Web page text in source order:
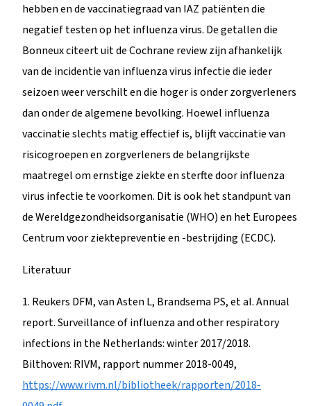
hebben en de vaccinatiegraad van IAZ patiënten die
negatief testen op het influenza virus. De getallen die
Bonneux citeert uit de Cochrane review zijn afhankelijk
van de incidentie van influenza virus infectie die ieder
seizoen weer verschilt en die hoger is onder zorgverleners
dan onder de algemene bevolking. Hoewel influenza
vaccinatie slechts matig effectief is, blijft vaccinatie van
risicogroepen en zorgverleners de belangrijkste
maatregel om ernstige ziekte en sterfte door influenza
virus infectie te voorkomen. Dit is ook het standpunt van
de Wereldgezondheidsorganisatie (WHO) en het Europees
Centrum voor ziektepreventie en -bestrijding (ECDC).
Literatuur
1. Reukers DFM, van Asten L, Brandsema PS, et al. Annual
report. Surveillance of influenza and other respiratory
infections in the Netherlands: winter 2017/2018.
Bilthoven: RIVM, rapport nummer 2018-0049,
https://www.rivm.nl/bibliotheek/rapporten/2018-